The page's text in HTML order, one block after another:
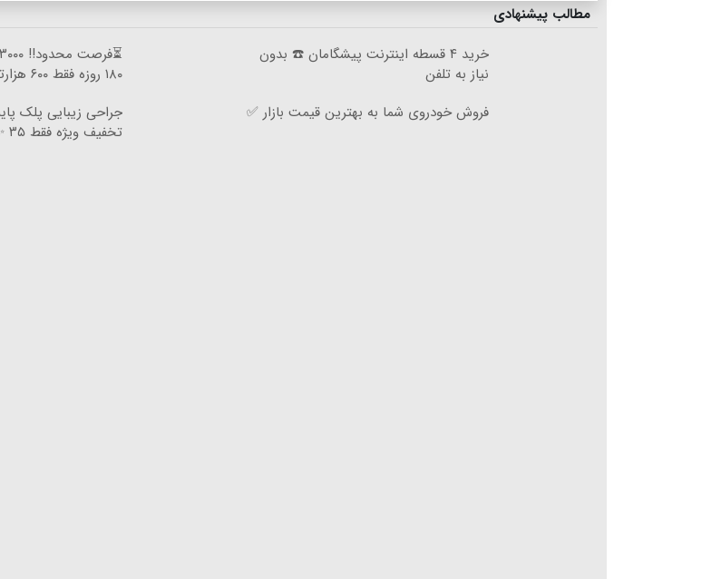
مطالب پیشنهادی
خرید ۴ قسطه اینترنت پیشگامان ☎️ بدون
نیاز به تلفن
۱۸۰ روزه فقط ۶۰۰ هزارتومان!!
فروش خودروی شما به بهترین قیمت بازار ✅
تخفیف ویژه فقط ۳۵ ✨